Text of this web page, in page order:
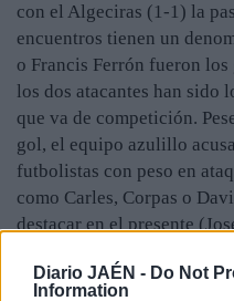
Diario JAÉN - Do Not
Information
con el Algeciras (1-1) la
encuentros tienen un
o Francis Ferrón fueron los
los dos atacantes han sido
que va de competición.
gol, el equipo azulillo
futbolistas con peso en
como Carles, Corpas o
destacar en el presente
de que todo el frente de
Linares se aferra a su